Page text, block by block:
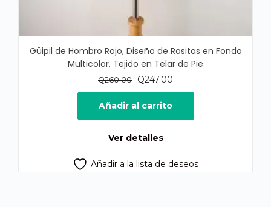
Güipil de Hombro Rojo, Diseño de Rositas en Fondo
Multicolor, Tejido en Telar de Pie
Q260.00
El
precio
original
era:
Q247.00
precio
es:
Añadir al carrito
Ver detalles
Añadir a la lista de deseos